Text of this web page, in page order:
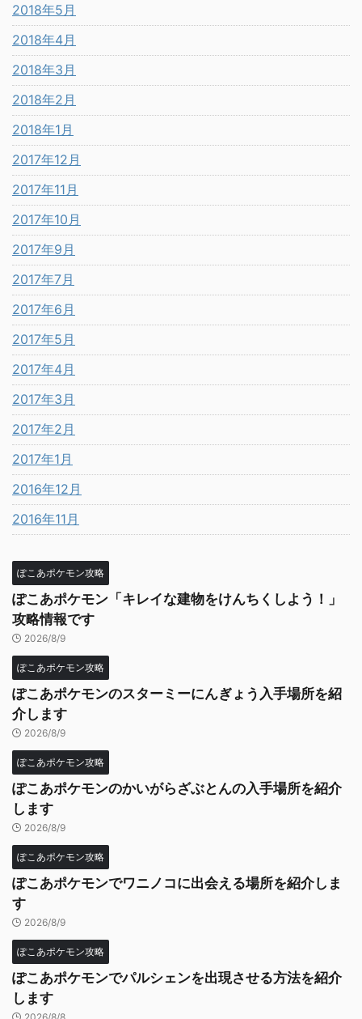
2018年5月
2018年4月
2018年3月
2018年2月
2018年1月
2017年12月
2017年11月
2017年10月
2017年9月
2017年7月
2017年6月
2017年5月
2017年4月
2017年3月
2017年2月
2017年1月
2016年12月
2016年11月
ぽこあポケモン攻略
ぽこあポケモン「キレイな建物をけんちくしよう！」
攻略情報です
2026/8/9
ぽこあポケモン攻略
ぽこあポケモンのスターミーにんぎょう入手場所を紹
介します
2026/8/9
ぽこあポケモン攻略
ぽこあポケモンのかいがらざぶとんの入手場所を紹介
します
2026/8/9
ぽこあポケモン攻略
ぽこあポケモンでワニノコに出会える場所を紹介しま
す
2026/8/9
ぽこあポケモン攻略
ぽこあポケモンでパルシェンを出現させる方法を紹介
します